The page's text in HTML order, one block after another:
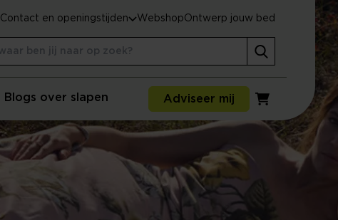
Blogs over slapen Adviseer mij
Winkelwagen
Contact en openingstijden WebshopOntwerp jouw bed